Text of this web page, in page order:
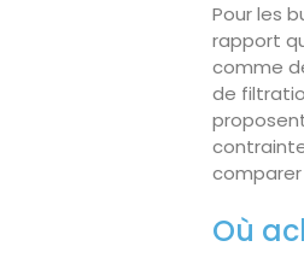
Pour les
rapport
comme
de
Où